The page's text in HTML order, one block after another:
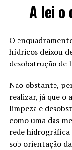
A lei o
O
hídricos deixou
desobstrução de
Não obstante,
realizar, já que o
limpeza e
como uma das
rede hidrográfica
sob orientação